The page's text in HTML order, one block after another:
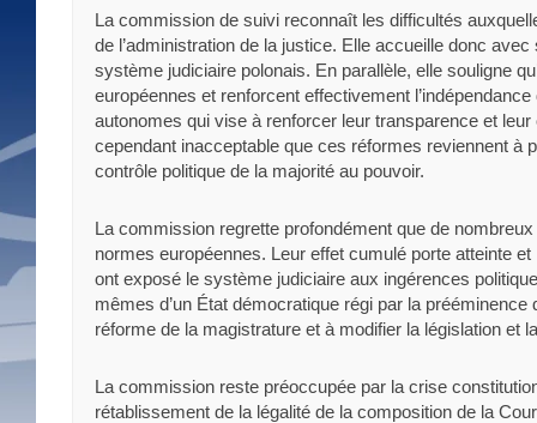
La commission de suivi reconnaît les difficultés
de l’administration de la justice. Elle accueille donc
système judiciaire polonais. En parallèle, elle souligne
européennes et renforcent effectivement
autonomes qui vise à renforcer leur transparence et
cependant inacceptable que ces réformes reviennent à
contrôle politique de la majorité au pouvoir.
La commission regrette profondément que de
normes européennes. Leur effet cumulé porte atteinte
ont exposé le système judiciaire aux ingérences
mêmes d’un État démocratique régi par la
réforme de la magistrature et à modifier la législation et
La commission reste préoccupée par la crise
rétablissement de la légalité de la composition de la